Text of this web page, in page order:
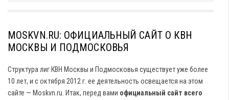
MOSKVN.RU: ОФИЦИАЛЬНЫЙ САЙТ О КВН
МОСКВЫ И ПОДМОСКОВЬЯ
Структура лиг КВН Москвы и Подмосковья существует уже более
10 лет, и с октября 2012 г. ее деятельность освещается на этом
сайте — Moskvn.ru. Итак, перед вами официальный сайт всего